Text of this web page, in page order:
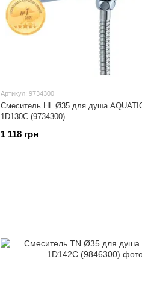
Артикул: 9734300
Смеситель HL Ø35 для душа
1D130C (9734300)
1 118 грн